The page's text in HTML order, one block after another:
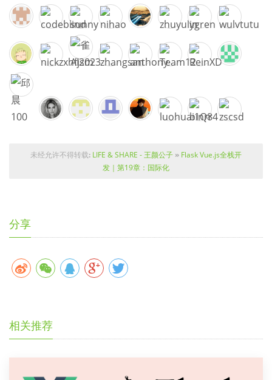
未经允许不得转载: LIFE & SHARE - 王颜公子 » Flask Vue.js全栈开
发｜第19章：国际化
分享
相关推荐